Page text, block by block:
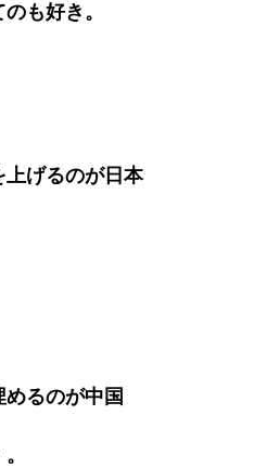
も好き。
げるのが日本
るのが中国